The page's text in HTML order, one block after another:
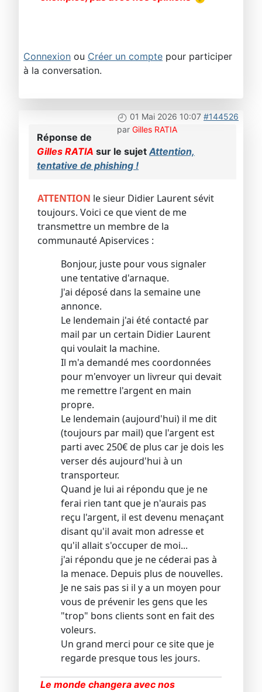
Connexion ou Créer un compte pour participer
à la conversation.
01 Mai 2026 10:07 #144526
par Gilles RATIA
Réponse de
Gilles RATIA sur le sujetAttention,
tentative de phishing !
ATTENTION le sieur Didier Laurent sévit
toujours. Voici ce que vient de me
transmettre un membre de la
communauté Apiservices :
Bonjour, juste pour vous signaler
une tentative d'arnaque.
J'ai déposé dans la semaine une
annonce.
Le lendemain j'ai été contacté par
mail par un certain Didier Laurent
qui voulait la machine.
Il m'a demandé mes coordonnées
pour m'envoyer un livreur qui devait
me remettre l'argent en main
propre.
Le lendemain (aujourd'hui) il me dit
(toujours par mail) que l'argent est
parti avec 250€ de plus car je dois les
verser dés aujourd'hui à un
transporteur.
Quand je lui ai répondu que je ne
ferai rien tant que je n'aurais pas
reçu l'argent, il est devenu menaçant
disant qu'il avait mon adresse et
qu'il allait s'occuper de moi...
j'ai répondu que je ne céderai pas à
la menace. Depuis plus de nouvelles.
Je ne sais pas si il y a un moyen pour
vous de prévenir les gens que les
"trop" bons clients sont en fait des
voleurs.
Un grand merci pour ce site que je
regarde presque tous les jours.
Le monde changera avec nos